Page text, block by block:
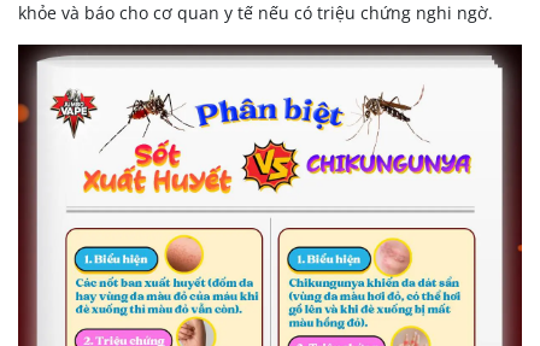
khỏe và báo cho cơ quan y tế nếu có triệu chứng nghi ngờ.